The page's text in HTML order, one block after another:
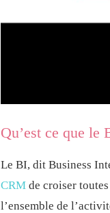
Qu’est ce que le
Le BI, dit Business
CRM de croiser
l’ensemble de